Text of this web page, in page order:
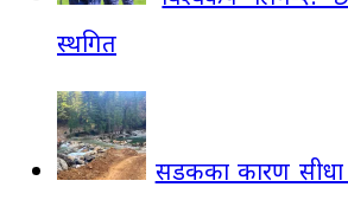
स्थगित
सडकका कारण सीधा